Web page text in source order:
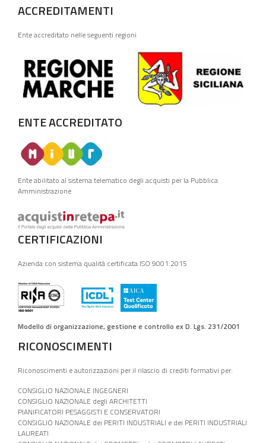
ACCREDITAMENTI
Ente accreditato nelle seguenti regioni
ENTE ACCREDITATO
Ente abilitato al sistema telematico degli acquisti per la Pubblica
Amministrazione
CERTIFICAZIONI
Azienda con sistema qualità certificata ISO 9001:2015
Modello di organizzazione, gestione e controllo ex D. Lgs. 231/2001
RICONOSCIMENTI
Riconoscimenti e autorizzazioni per il rilascio di crediti formativi per:
CONSIGLIO NAZIONALE INGEGNERI
CONSIGLIO NAZIONALE degli ARCHITETTI
PIANIFICATORI PESAGGISTI E CONSERVATORI
CONSIGLIO NAZIONALE dei PERITI INDUSTRIALI e dei PERITI INDUSTRIALI
LAUREATI